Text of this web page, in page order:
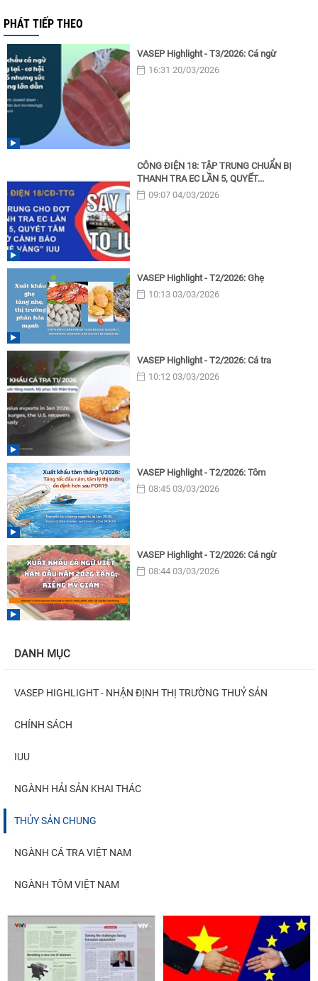
PHÁT TIẾP THEO
VASEP Highlight - T3/2026: Cá ngừ
16:31 20/03/2026
CÔNG ĐIỆN 18: TẬP TRUNG CHUẨN BỊ
THANH TRA EC LẦN 5, QUYẾT...
09:07 04/03/2026
VASEP Highlight - T2/2026: Ghẹ
10:13 03/03/2026
VASEP Highlight - T2/2026: Cá tra
10:12 03/03/2026
VASEP Highlight - T2/2026: Tôm
08:45 03/03/2026
VASEP Highlight - T2/2026: Cá ngừ
08:44 03/03/2026
DANH MỤC
VASEP HIGHLIGHT - NHẬN ĐỊNH THỊ TRƯỜNG THUỶ SẢN
CHÍNH SÁCH
IUU
NGÀNH HẢI SẢN KHAI THÁC
THỦY SẢN CHUNG
NGÀNH CÁ TRA VIỆT NAM
NGÀNH TÔM VIỆT NAM